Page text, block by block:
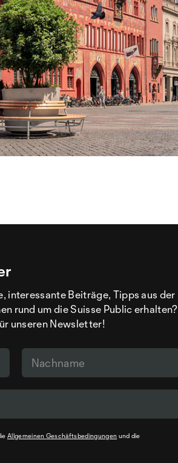
interessante Beiträge, Tipps aus der
rund um die Suisse Public erhalten?
unseren Newsletter!
Allgemeinen Geschäftsbedingungen und die